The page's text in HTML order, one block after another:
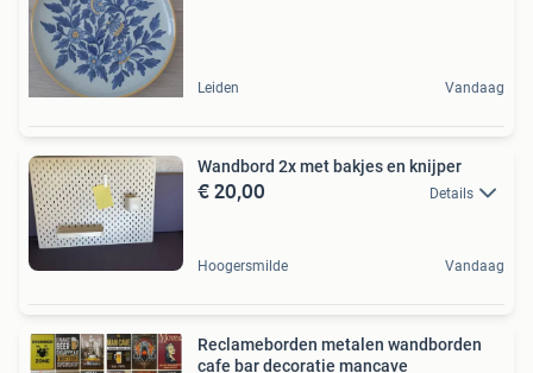
Leiden Vandaag
Wandbord 2x met bakjes en knijper
€ 20,00 Details
Hoogersmilde Vandaag
Reclameborden metalen wandborden
cafe bar decoratie mancave